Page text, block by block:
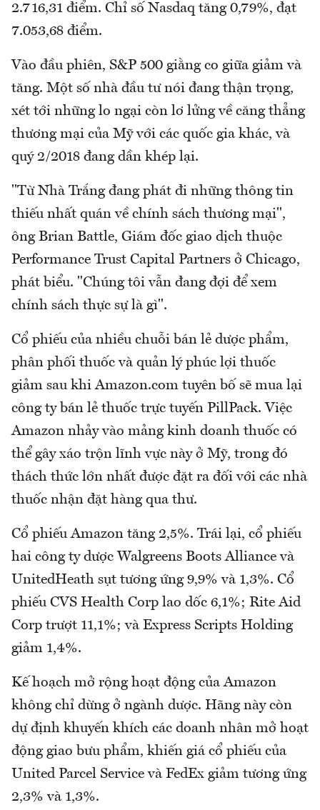
2.716,31 điểm. Chỉ số Nasdaq tăng 0,79%, đạt
7.053,68 điểm.
Vào đầu phiên, S&P 500 giằng co giữa giảm và
tăng. Một số nhà đầu tư nói đang thận trọng,
xét tới những lo ngại còn lơ lửng về căng thẳng
thương mại của Mỹ với các quốc gia khác, và
quý 2/2018 đang dần khép lại.
"Từ Nhà Trắng đang phát đi những thông tin
thiếu nhất quán về chính sách thương mại",
ông Brian Battle, Giám đốc giao dịch thuộc
Performance Trust Capital Partners ở Chicago,
phát biểu. "Chúng tôi vẫn đang đợi để xem
chính sách thực sự là gì".
Cổ phiếu của nhiều chuỗi bán lẻ dược phẩm,
phân phối thuốc và quản lý phúc lợi thuốc
giảm sau khi Amazon.com tuyên bố sẽ mua lại
công ty bán lẻ thuốc trực tuyến PillPack. Việc
Amazon nhảy vào mảng kinh doanh thuốc có
thể gây xáo trộn lĩnh vực này ở Mỹ, trong đó
thách thức lớn nhất được đặt ra đối với các nhà
thuốc nhận đặt hàng qua thư.
Cổ phiếu Amazon tăng 2,5%. Trái lại, cổ phiếu
hai công ty dược Walgreens Boots Alliance và
UnitedHeath sụt tương ứng 9,9% và 1,3%. Cổ
phiếu CVS Health Corp lao dốc 6,1%; Rite Aid
Corp trượt 11,1%; và Express Scripts Holding
giảm 1,4%.
Kế hoạch mở rộng hoạt động của Amazon
không chỉ dừng ở ngành dược. Hãng này còn
dự định khuyến khích các doanh nhân mở hoạt
động giao bưu phẩm, khiến giá cổ phiếu của
United Parcel Service và FedEx giảm tương ứng
2,3% và 1,3%.